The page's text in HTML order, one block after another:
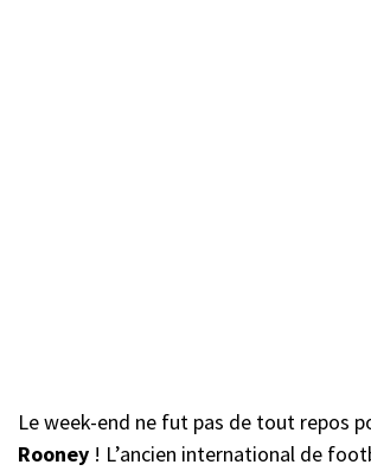
Le week-end ne fut pas de tout repos
Rooney ! L’ancien international de